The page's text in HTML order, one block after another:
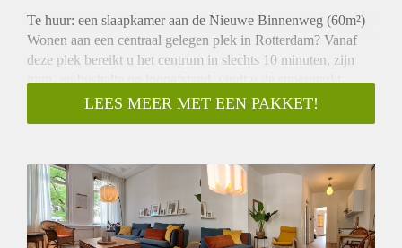
Te huur: een slaapkamer aan de Nieuwe Binnenweg (60m²)
Wonen aan een centraal gelegen plek in Rotterdam? Vanaf
deze plek bereikt u het centrum in slechts 10 minuten, zijn
tram- en bushalte op loopafstand, vindt u de supermarkt
dichtbij en de metro om de hoek. Dichtbij diverse leuke
restaurants en barren, Erasmus MC en het centrum.
eerste etage: eigen voordeur aan de rechterzijde. Bij
binnenkomst komt u in een halletje met kapstok en toegang
tot het toilet. Via de deur komt u in de keuken met rechts de
woonkamer (voorzijde van het pand) en links de slaapkamer
LEES MEER MET EEN PAKKET!